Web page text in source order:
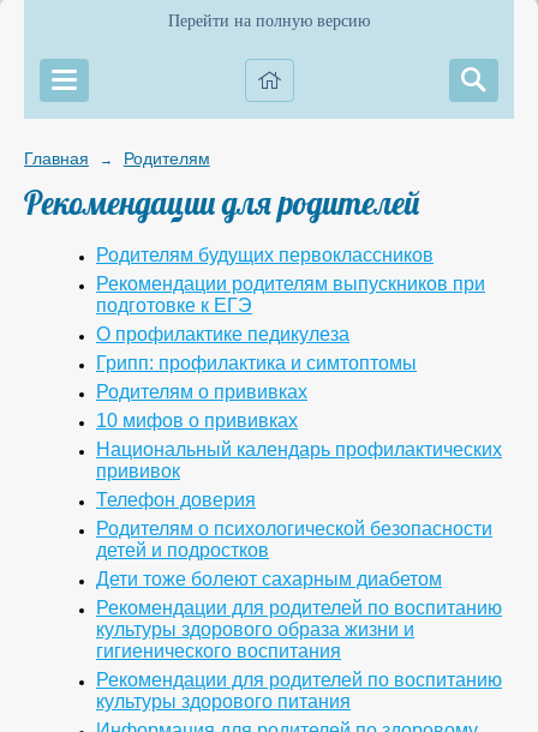
Перейти на полную версию
Главная → Родителям
Рекомендации для родителей
Родителям будущих первоклассников
Рекомендации родителям выпускников при
подготовке к ЕГЭ
О профилактике педикулеза
Грипп: профилактика и симтоптомы
Родителям о прививках
10 мифов о прививках
Национальный календарь профилактических
прививок
Телефон доверия
Родителям о психологической безопасности
детей и подростков
Дети тоже болеют сахарным диабетом
Рекомендации для родителей по воспитанию
культуры здорового образа жизни и
гигиенического воспитания
Рекомендации для родителей по воспитанию
культуры здорового питания